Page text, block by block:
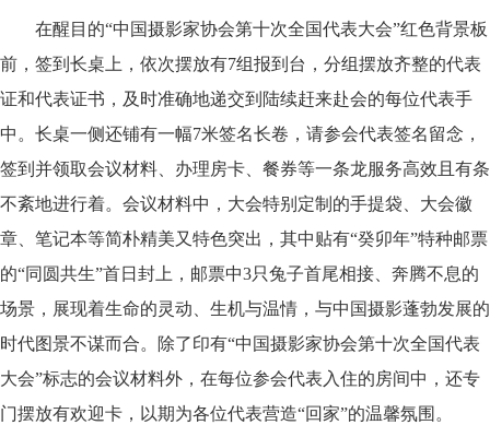
在醒目的“中国摄影家协会第十次全国代表大会”红色背景板
前，签到长桌上，依次摆放有7组报到台，分组摆放齐整的代表
证和代表证书，及时准确地递交到陆续赶来赴会的每位代表手
中。长桌一侧还铺有一幅7米签名长卷，请参会代表签名留念，
签到并领取会议材料、办理房卡、餐券等一条龙服务高效且有条
不紊地进行着。会议材料中，大会特别定制的手提袋、大会徽
章、笔记本等简朴精美又特色突出，其中贴有“癸卯年”特种邮票
的“同圆共生”首日封上，邮票中3只兔子首尾相接、奔腾不息的
场景，展现着生命的灵动、生机与温情，与中国摄影蓬勃发展的
时代图景不谋而合。除了印有“中国摄影家协会第十次全国代表
大会”标志的会议材料外，在每位参会代表入住的房间中，还专
门摆放有欢迎卡，以期为各位代表营造“回家”的温馨氛围。